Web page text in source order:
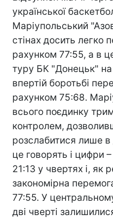
української
Маріупольський
стінах досить легко
рахунком 77:55, а в
туру БК "Донецьк" на
впертій боротьбі
рахунком 75:68.
всього поєдинку
контролем,
розслабитися лише в
це говорять і цифри
21:13 у чвертях і, як
закономірна
77:55. У
дві чверті